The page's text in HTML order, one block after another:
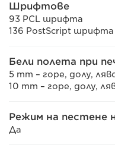
Шрифтове
93 PCL шрифта
136 PostScript шрифта
Бели полета при
5 mm – горе, долу,
10 mm – горе, долу,
Режим на пестене
Да